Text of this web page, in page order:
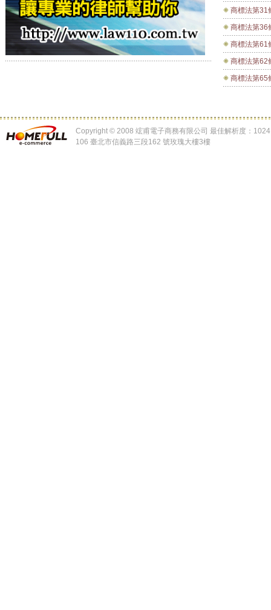
商標法第31條 商標註冊後有左列情事之一者，商標主管機關應依職權或據利害關係人申請撤銷商標專用權：一、自行變換商標圖樣或加附記，致與他人使用於同一商品或類似商品之註冊商標構近似而使用者。二、無正當事由迄未使用或繼
商標法第36條 二人以上於同一商品或類似商品以相同或近似之商標，各別申請註冊時，應准最先申請者註冊；其在同日申請而不能辨別先後者，由各申 請人協議讓歸一人專用；不能達成協議時，以抽籤方式決定之。 一、相同或近似於中華民國國旗、國徽、國璽、軍旗、軍徽、印信
商標法第61條 商標專用權人對於侵害其商
商標法第62條 意圖欺騙他人，有左列情事之一者，處三年以下有期徒刑、拘役或科或併科新臺幣二十萬元以下
商標法第65條 惡意使用他人註冊商標圖樣中之文字，作為自己
Copyright © 2008 竤甫電子商務有限公司 最佳解析度：
106 臺北市信義路三段162 號玫瑰大樓3樓